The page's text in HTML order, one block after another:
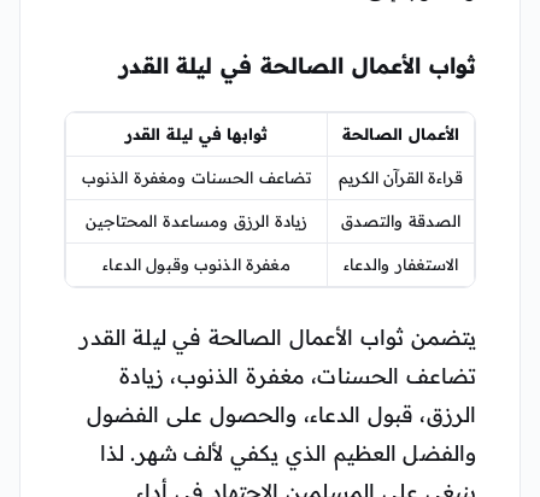
ثواب الأعمال الصالحة في ليلة القدر
الأعمال الصالحة ثوابها في ليلة القدر
قراءة القرآن الكريم تضاعف الحسنات ومغفرة الذنوب
الصدقة والتصدق زيادة الرزق ومساعدة المحتاجين
الاستغفار والدعاء مغفرة الذنوب وقبول الدعاء
يتضمن ثواب الأعمال الصالحة في ليلة القدر
تضاعف الحسنات، مغفرة الذنوب، زيادة
الرزق، قبول الدعاء، والحصول على الفضول
والفضل العظيم الذي يكفي لألف شهر. لذا
ينبغي على المسلمين الاجتهاد في أداء